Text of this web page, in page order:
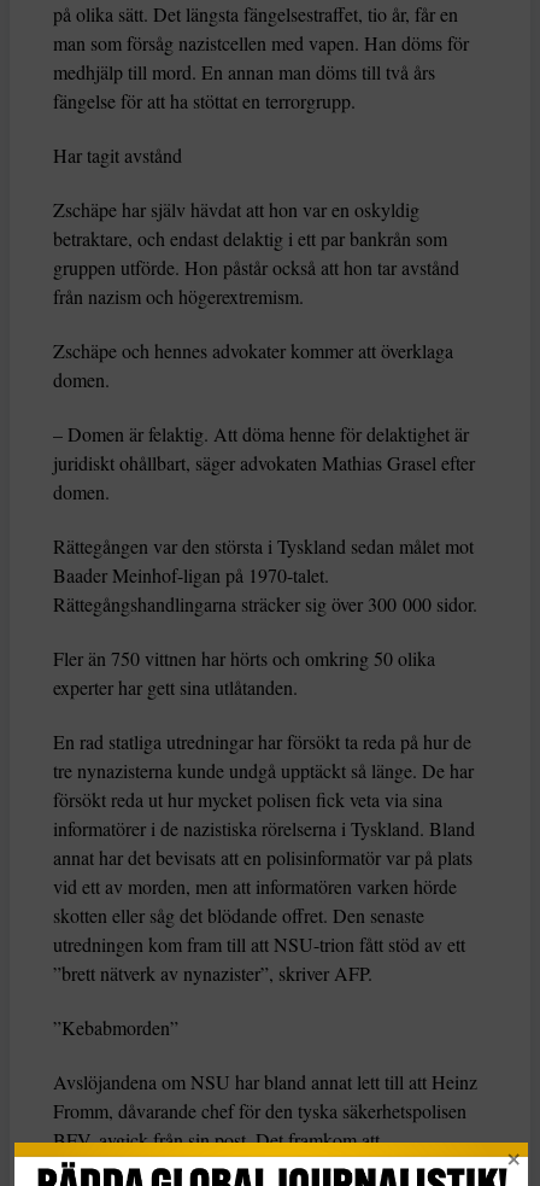
på olika sätt. Det längsta fängelsestraffet, tio år, får en
man som försåg nazistcellen med vapen. Han döms för
medhjälp till mord. En annan man döms till två års
fängelse för att ha stöttat en terrorgrupp.
Har tagit avstånd
Zschäpe har själv hävdat att hon var en oskyldig
betraktare, och endast delaktig i ett par bankrån som
gruppen utförde. Hon påstår också att hon tar avstånd
från nazism och högerextremism.
Zschäpe och hennes advokater kommer att överklaga
domen.
– Domen är felaktig. Att döma henne för delaktighet är
juridiskt ohållbart, säger advokaten Mathias Grasel efter
domen.
Rättegången var den största i Tyskland sedan målet mot
Baader Meinhof-ligan på 1970-talet.
Rättegångshandlingarna sträcker sig över 300 000 sidor.
Fler än 750 vittnen har hörts och omkring 50 olika
experter har gett sina utlåtanden.
En rad statliga utredningar har försökt ta reda på hur de
tre nynazisterna kunde undgå upptäckt så länge. De har
försökt reda ut hur mycket polisen fick veta via sina
informatörer i de nazistiska rörelserna i Tyskland. Bland
annat har det bevisats att en polisinformatör var på plats
vid ett av morden, men att informatören varken hörde
skotten eller såg det blödande offret. Den senaste
utredningen kom fram till att NSU-trion fått stöd av ett
”brett nätverk av nynazister”, skriver AFP.
”Kebabmorden”
Avslöjandena om NSU har bland annat lett till att Heinz
Fromm, dåvarande chef för den tyska säkerhetspolisen
BFV, avgick från sin post. Det framkom att
säkerhetspolisen gallrat dokument som handlade om de